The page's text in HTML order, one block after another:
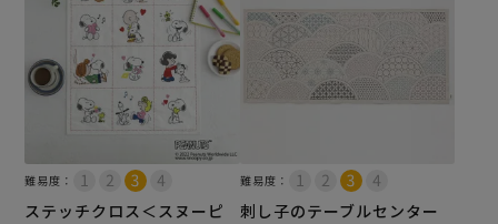
難易度：
ステッチクロス＜スヌーピ
難易度：
刺し子のテーブルセンター